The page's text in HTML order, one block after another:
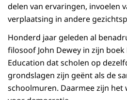
delen van ervaringen, invoelen
verplaatsing in andere
Honderd jaar geleden al
filosoof John Dewey in zijn
Education dat scholen op
grondslagen zijn geënt als de
schoolmuren. Daarmee zijn het